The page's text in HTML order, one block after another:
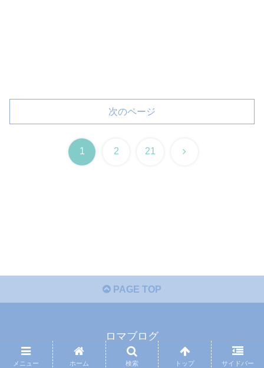
次のページ
1 2 21 次
PAGE TOP
ロマブログ
© 2017 ロマブログ.
メニュー ホーム 検索 トップ サイドバー